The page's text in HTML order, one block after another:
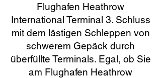
Flughafen Heathrow
International Terminal 3. Schluss
mit dem lästigen Schleppen von
schwerem Gepäck durch
überfüllte Terminals. Egal, ob Sie
am Flughafen Heathrow